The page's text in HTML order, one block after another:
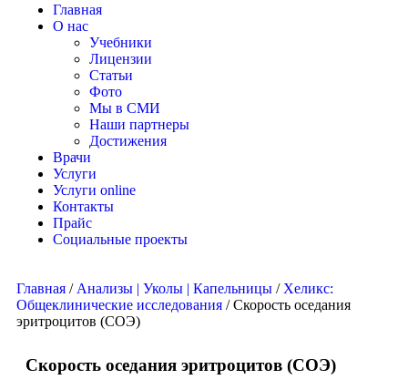
Главная
О нас
Учебники
Лицензии
Статьи
Фото
Мы в СМИ
Наши партнеры
Достижения
Врачи
Услуги
Услуги online
Контакты
Прайс
Социальные проекты
Главная / Анализы | Уколы | Капельницы / Хеликс:
Общеклинические исследования / Скорость оседания
эритроцитов (СОЭ)
Скорость оседания эритроцитов (СОЭ)